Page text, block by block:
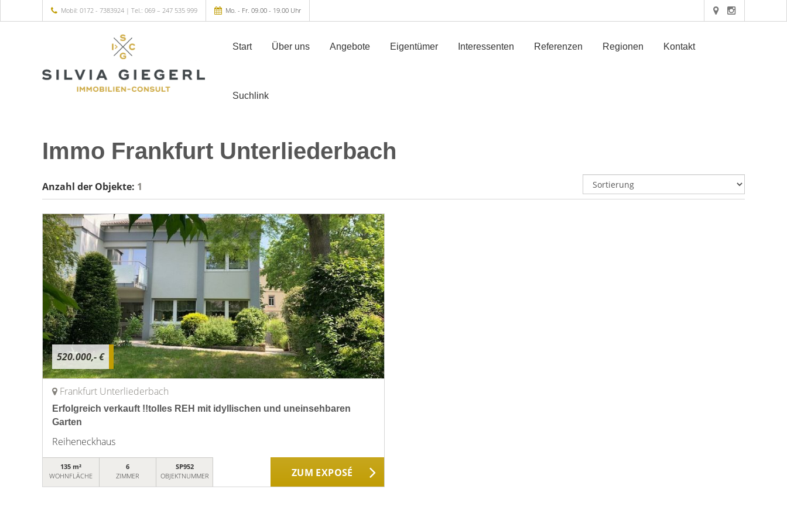
Mobil: 0172 - 7383924 | Tel.: 069 – 247 535 999 Mo. - Fr. 09.00 - 19.00 Uhr
Start Über uns Angebote Eigentümer Interessenten Referenzen Regionen Kontakt
Suchlink
Immo Frankfurt Unterliederbach
Anzahl der Objekte: 1
520.000,- €
Frankfurt Unterliederbach
Erfolgreich verkauft !!tolles REH mit idyllischen und uneinsehbaren
Garten
Reiheneckhaus
135 m²
WOHNFLÄCHE
6
ZIMMER
SP952
OBJEKTNUMMER
ZUM EXPOSÉ